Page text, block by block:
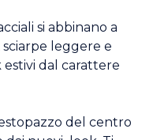
si abbinano a
sciarpe leggere e
dal carattere
del centro